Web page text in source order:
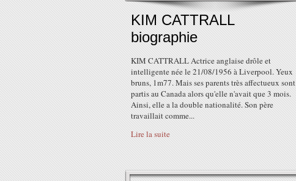
KIM CATTRALL
biographie
KIM CATTRALL Actrice anglaise drôle et
intelligente née le 21/08/1956 à Liverpool. Yeux
bruns, 1m77. Mais ses parents très affectueux sont
partis au Canada alors qu'elle n'avait que 3 mois.
Ainsi, elle a la double nationalité. Son père
travaillait comme...
Lire la suite